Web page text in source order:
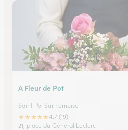
A Fleur de Pot
Saint Pol Sur Ternoise
★★★★★4.7 (19)
21, place du Général Leclerc